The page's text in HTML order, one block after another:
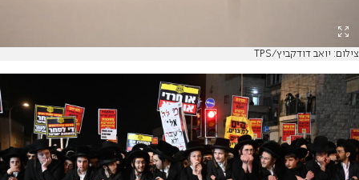
צילום: יואב דודקביץ/TPS